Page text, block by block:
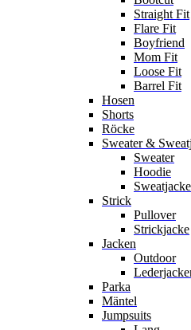
Straight Fit
Flare Fit
Boyfriend
Mom Fit
Loose Fit
Barrel Fit
Hosen
Shorts
Röcke
Sweater &
Sweater
Hoodie
Sweatjacke
Strick
Pullover
Strickjacke
Jacken
Outdoor
Parka
Mäntel
Jumpsuits